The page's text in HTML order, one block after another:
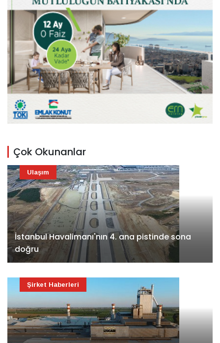
Çok Okunanlar
İstanbul Havalimanı'nın 4. ana pistinde sona
doğru
Ulaşım
Şirket Haberleri